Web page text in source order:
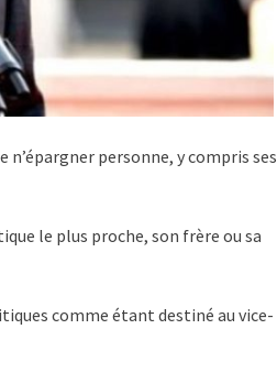
personne, y compris ses
le plus proche, son frère ou sa
comme étant destiné au vice-